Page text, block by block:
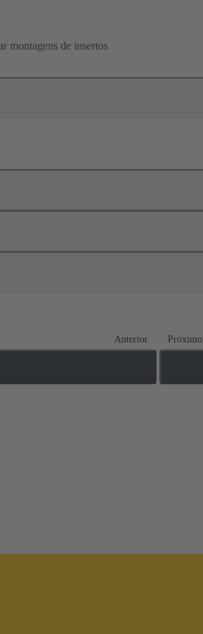
montagens de insertos
Anterior Próximo